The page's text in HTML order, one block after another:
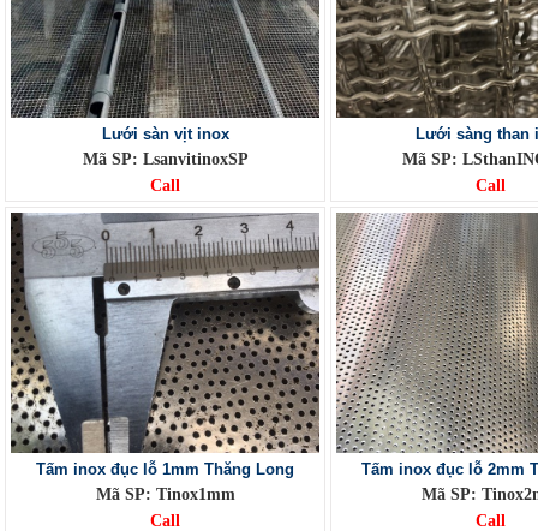
Lưới sàn vịt inox
Mã SP: LsanvitinoxSP
Call
Lưới sàng than
Mã SP:
Call
Tấm inox đục lỗ 1mm Thăng Long
Mã SP: Tinox1mm
Call
Tấm inox đục lỗ 2mm
Mã SP:
Call